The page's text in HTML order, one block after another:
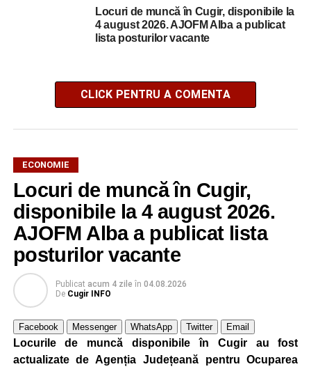
Locuri de muncă în Cugir, disponibile la
4 august 2026. AJOFM Alba a publicat
lista posturilor vacante
CLICK PENTRU A COMENTA
ECONOMIE
Locuri de muncă în Cugir,
disponibile la 4 august 2026.
AJOFM Alba a publicat lista
posturilor vacante
Publicat acum 4 zile în 04.08.2026
De Cugir INFO
Facebook Messenger WhatsApp Twitter Email
Locurile de muncă disponibile în Cugir au fost
actualizate de Agenția Județeană pentru Ocuparea